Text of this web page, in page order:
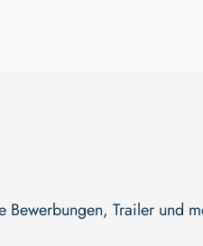
Trailer und